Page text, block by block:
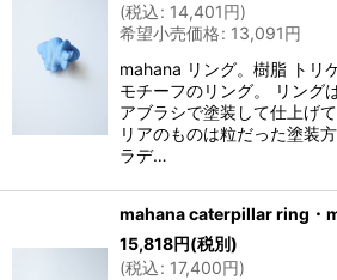
(税込: 14,401円)
希望小売価格: 13,091円
mahana リング。樹脂 トリ
モチーフのリング。 リング
アブラシで塗装して仕上げ
リアのものは粒だった塗装
ラデ…
mahana caterpillar ring・
15,818円(税別)
(税込: 17,400円)